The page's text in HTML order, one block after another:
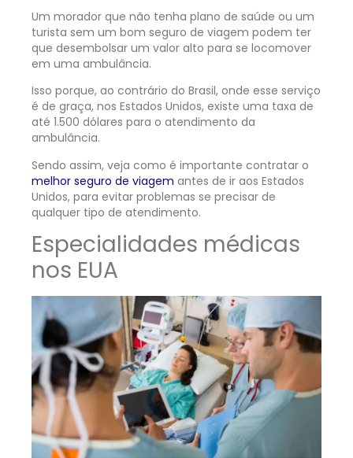
Um morador que não tenha plano de saúde ou um
turista sem um bom seguro de viagem podem ter
que desembolsar um valor alto para se locomover
em uma ambulância.
Isso porque, ao contrário do Brasil, onde esse serviço
é de graça, nos Estados Unidos, existe uma taxa de
até 1.500 dólares para o atendimento da
ambulância.
Sendo assim, veja como é importante contratar o
melhor seguro de viagem antes de ir aos Estados
Unidos, para evitar problemas se precisar de
qualquer tipo de atendimento.
Especialidades médicas
nos EUA